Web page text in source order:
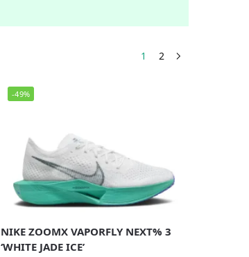
1 2
-49%
NIKE ZOOMX VAPORFLY NEXT% 3
‘WHITE JADE ICE’